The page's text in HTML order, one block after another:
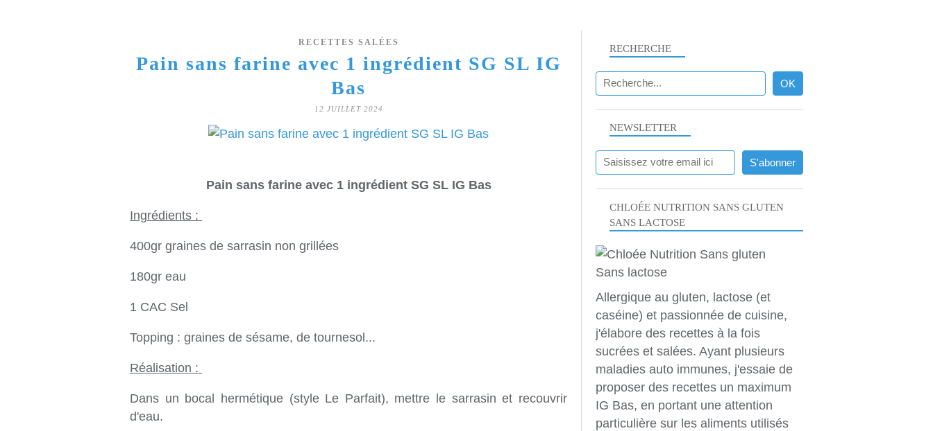
RECETTES SALÉES
Pain sans farine avec 1 ingrédient SG SL IG
Bas
12 JUILLET 2024
Pain sans farine avec 1 ingrédient SG SL IG Bas
Ingrédients :
400gr graines de sarrasin non grillées
180gr eau
1 CAC Sel
Topping : graines de sésame, de tournesol...
Réalisation :
Dans un bocal hermétique (style Le Parfait), mettre le sarrasin et recouvrir
d'eau.
NEWSLETTER
RECHERCHE
CHLOÉE NUTRITION SANS GLUTEN
SANS LACTOSE
Allergique au gluten, lactose (et
caséine) et passionnée de cuisine,
j'élabore des recettes à la fois
sucrées et salées. Ayant plusieurs
maladies auto immunes, j'essaie de
proposer des recettes un maximum
IG Bas, en portant une attention
particulière sur les aliments utilisés